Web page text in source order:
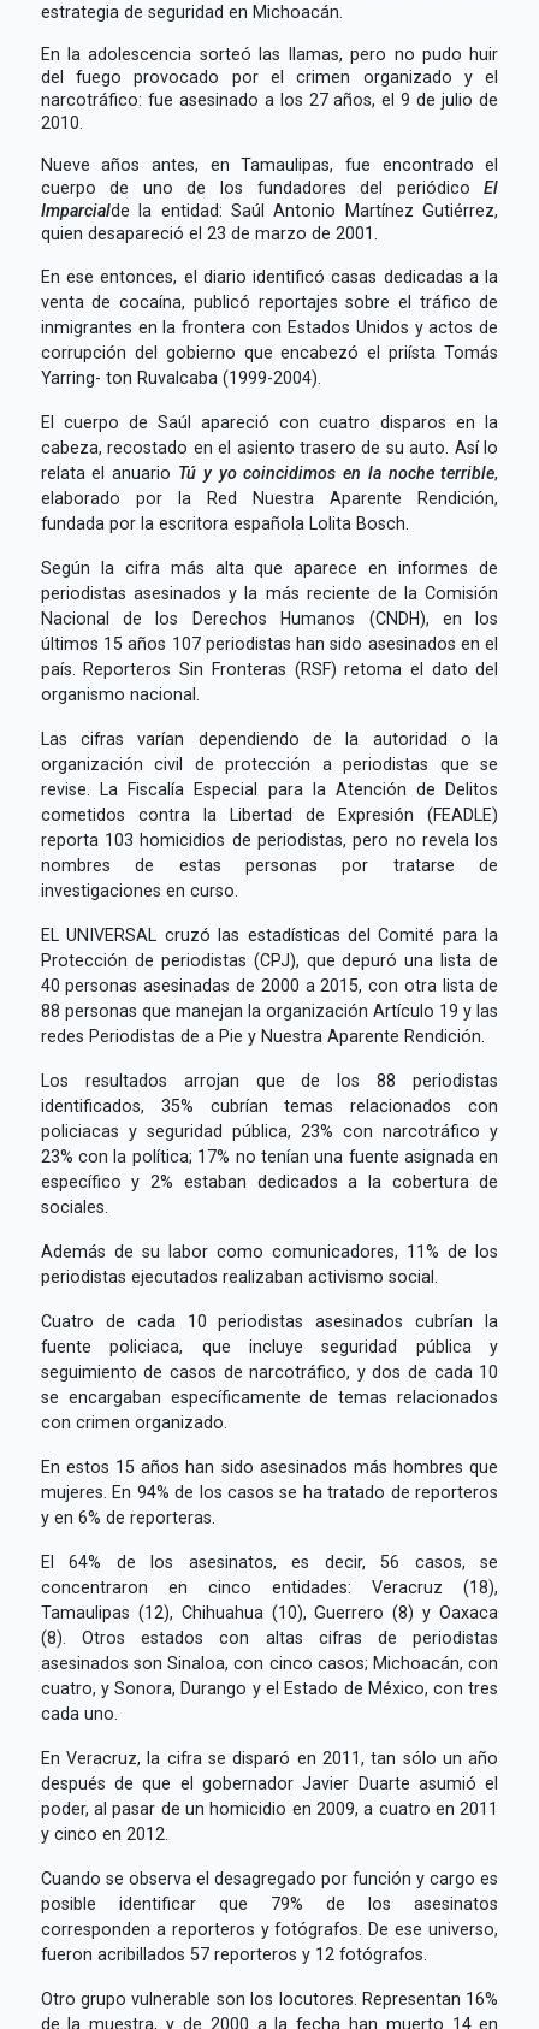
estrategia de seguridad en Michoacán.
En la adolescencia sorteó las llamas, pero no pudo huir
del fuego provocado por el crimen organizado y el
narcotráfico: fue asesinado a los 27 años, el 9 de julio de
2010.
Nueve años antes, en Tamaulipas, fue encontrado el
cuerpo de uno de los fundadores del periódico El
Imparcialde la entidad: Saúl Antonio Martínez Gutiérrez,
quien desapareció el 23 de marzo de 2001.
En ese entonces, el diario identificó casas dedicadas a la
venta de cocaína, publicó reportajes sobre el tráfico de
inmigrantes en la frontera con Estados Unidos y actos de
corrupción del gobierno que encabezó el priísta Tomás
Yarring- ton Ruvalcaba (1999-2004).
El cuerpo de Saúl apareció con cuatro disparos en la
cabeza, recostado en el asiento trasero de su auto. Así lo
relata el anuario Tú y yo coincidimos en la noche terrible,
elaborado por la Red Nuestra Aparente Rendición,
fundada por la escritora española Lolita Bosch.
Según la cifra más alta que aparece en informes de
periodistas asesinados y la más reciente de la Comisión
Nacional de los Derechos Humanos (CNDH), en los
últimos 15 años 107 periodistas han sido asesinados en el
país. Reporteros Sin Fronteras (RSF) retoma el dato del
organismo nacional.
Las cifras varían dependiendo de la autoridad o la
organización civil de protección a periodistas que se
revise. La Fiscalía Especial para la Atención de Delitos
cometidos contra la Libertad de Expresión (FEADLE)
reporta 103 homicidios de periodistas, pero no revela los
nombres de estas personas por tratarse de
investigaciones en curso.
EL UNIVERSAL cruzó las estadísticas del Comité para la
Protección de periodistas (CPJ), que depuró una lista de
40 personas asesinadas de 2000 a 2015, con otra lista de
88 personas que manejan la organización Artículo 19 y las
redes Periodistas de a Pie y Nuestra Aparente Rendición.
Los resultados arrojan que de los 88 periodistas
identificados, 35% cubrían temas relacionados con
policiacas y seguridad pública, 23% con narcotráfico y
23% con la política; 17% no tenían una fuente asignada en
específico y 2% estaban dedicados a la cobertura de
sociales.
Además de su labor como comunicadores, 11% de los
periodistas ejecutados realizaban activismo social.
Cuatro de cada 10 periodistas asesinados cubrían la
fuente policiaca, que incluye seguridad pública y
seguimiento de casos de narcotráfico, y dos de cada 10
se encargaban específicamente de temas relacionados
con crimen organizado.
En estos 15 años han sido asesinados más hombres que
mujeres. En 94% de los casos se ha tratado de reporteros
y en 6% de reporteras.
El 64% de los asesinatos, es decir, 56 casos, se
concentraron en cinco entidades: Veracruz (18),
Tamaulipas (12), Chihuahua (10), Guerrero (8) y Oaxaca
(8). Otros estados con altas cifras de periodistas
asesinados son Sinaloa, con cinco casos; Michoacán, con
cuatro, y Sonora, Durango y el Estado de México, con tres
cada uno.
En Veracruz, la cifra se disparó en 2011, tan sólo un año
después de que el gobernador Javier Duarte asumió el
poder, al pasar de un homicidio en 2009, a cuatro en 2011
y cinco en 2012.
Cuando se observa el desagregado por función y cargo es
posible identificar que 79% de los asesinatos
corresponden a reporteros y fotógrafos. De ese universo,
fueron acribillados 57 reporteros y 12 fotógrafos.
Otro grupo vulnerable son los locutores. Representan 16%
de la muestra, y de 2000 a la fecha han muerto 14 en